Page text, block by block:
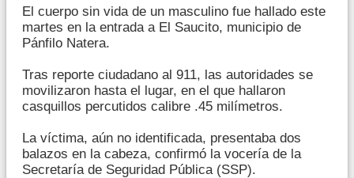
El cuerpo sin vida de un masculino fue hallado este
martes en la entrada a El Saucito, municipio de
Pánfilo Natera.
Tras reporte ciudadano al 911, las autoridades se
movilizaron hasta el lugar, en el que hallaron
casquillos percutidos calibre .45 milímetros.
La víctima, aún no identificada, presentaba dos
balazos en la cabeza, confirmó la vocería de la
Secretaría de Seguridad Pública (SSP).